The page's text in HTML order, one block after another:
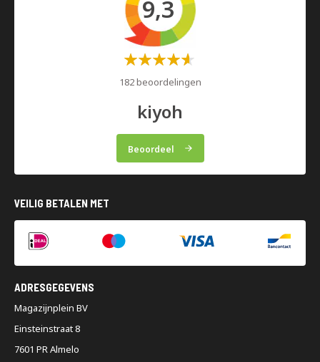
9,3
Waardering:
182 beoordelingen
kiyoh
Beoordeel
VEILIG BETALEN MET
ADRESGEGEVENS
Magazijnplein BV
Einsteinstraat 8
7601 PR Almelo